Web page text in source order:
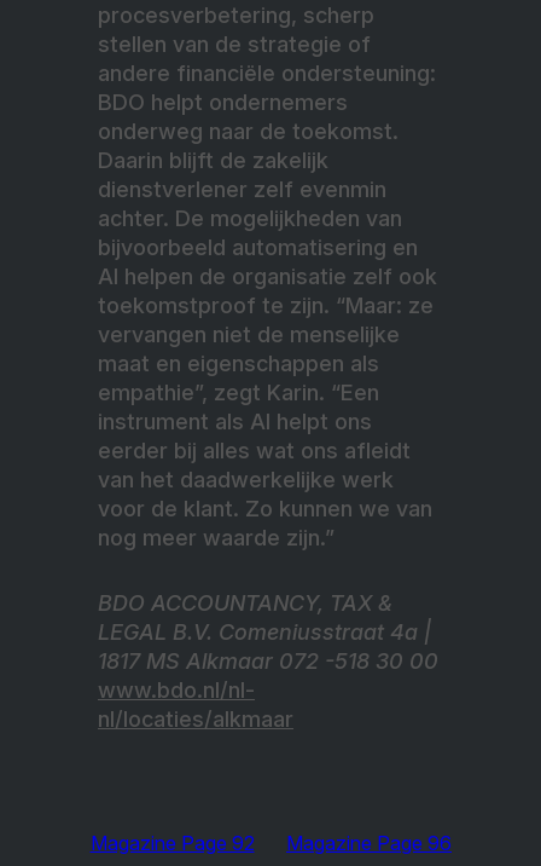
procesverbetering, scherp
stellen van de strategie of
andere financiële ondersteuning:
BDO helpt ondernemers
onderweg naar de toekomst.
Daarin blijft de zakelijk
dienstverlener zelf evenmin
achter. De mogelijkheden van
bijvoorbeeld automatisering en
AI helpen de organisatie zelf ook
toekomstproof te zijn. “Maar: ze
vervangen niet de menselijke
maat en eigenschappen als
empathie”, zegt Karin. “Een
instrument als AI helpt ons
eerder bij alles wat ons afleidt
van het daadwerkelijke werk
voor de klant. Zo kunnen we van
nog meer waarde zijn.”
BDO ACCOUNTANCY, TAX &
LEGAL B.V. Comeniusstraat 4a |
1817 MS Alkmaar 072 -518 30 00
www.bdo.nl/nl-
nl/locaties/alkmaar
Magazine Page 92 Magazine Page 96